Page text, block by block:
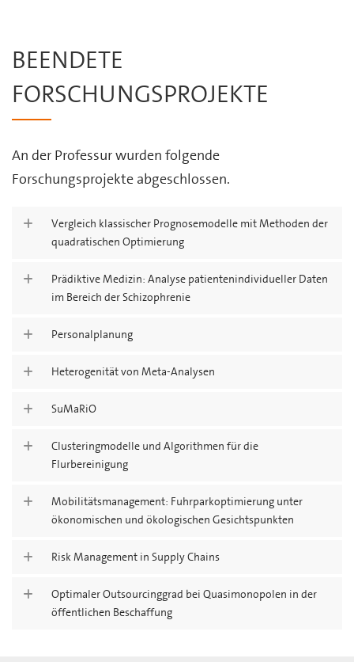
BEENDETE
FORSCHUNGSPROJEKTE
An der Professur wurden folgende
Forschungsprojekte abgeschlossen.
Vergleich klassischer Prognosemodelle mit Methoden der
quadratischen Optimierung
Prädiktive Medizin: Analyse patientenindividueller Daten
im Bereich der Schizophrenie
Personalplanung
Heterogenität von Meta-Analysen
SuMaRiO
Clusteringmodelle und Algorithmen für die
Flurbereinigung
Mobilitätsmanagement: Fuhrparkoptimierung unter
ökonomischen und ökologischen Gesichtspunkten
Risk Management in Supply Chains
Optimaler Outsourcinggrad bei Quasimonopolen in der
öffentlichen Beschaffung